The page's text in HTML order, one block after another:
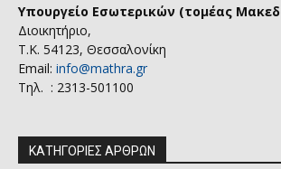
Υπουργείο Εσωτερικών (τομέας
Διοικητήριο,
Τ.Κ. 54123, Θεσσαλονίκη
Email: info@mathra.gr
Τηλ. : 2313-501100
ΚΑΤΗΓΟΡΙΕΣ ΑΡΘΡΩΝ